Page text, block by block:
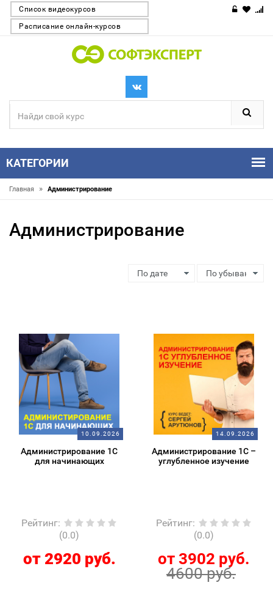
Список видеокурсов
Расписание онлайн-курсов
КАТЕГОРИИ
Главная » Администрирование
Администрирование
10.09.2026
Администрирование 1С
для начинающих
Рейтинг:
(0.0)
от 2920 руб.
14.09.2026
Администрирование 1С –
углубленное изучение
Рейтинг:
(0.0)
от 3902 руб.
4600 руб.